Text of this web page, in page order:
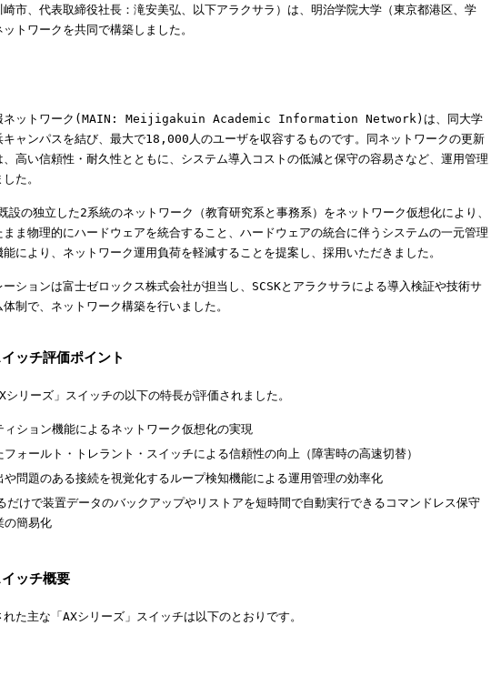
市、代表取締役社長：滝安美弘、以下アラクサラ）は、明治学院大学（東京都港区、学
トワークを共同で構築しました。
報ネットワーク(MAIN: Meijigakuin Academic Information Network)は、同大学
キャンパスを結び、最大で18,000人のユーザを収容するものです。同ネットワークの更新
高い信頼性・耐久性とともに、システム導入コストの低減と保守の容易さなど、運用管理
た。
設の独立した2系統のネットワーク（教育研究系と事務系）をネットワーク仮想化により、
ま物理的にハードウェアを統合すること、ハードウェアの統合に伴うシステムの一元管理
により、ネットワーク運用負荷を軽減することを提案し、採用いただきました。
ションは富士ゼロックス株式会社が担当し、SCSKとアラクサラによる導入検証や技術サ
制で、ネットワーク構築を行いました。
ッチ評価ポイント
リーズ」スイッチの以下の特長が評価されました。
ィション機能によるネットワーク仮想化の実現
ォールト・トレラント・スイッチによる信頼性の向上（障害時の高速切替）
や問題のある接続を視覚化するループ検知機能による運用管理の効率化
だけで装置データのバックアップやリストアを短時間で自動実行できるコマンドレス保守
の簡易化
ッチ概要
た主な「AXシリーズ」スイッチは以下のとおりです。